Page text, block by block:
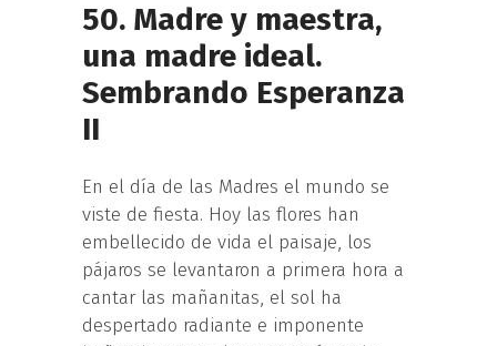
50. Madre y maestra,
una madre ideal.
Sembrando Esperanza
II
En el día de las Madres el mundo se
viste de fiesta. Hoy las flores han
embellecido de vida el paisaje, los
pájaros se levantaron a primera hora a
cantar las mañanitas, el sol ha
despertado radiante e imponente